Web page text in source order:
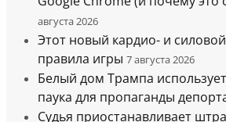
августа 2026
Этот новый кардио- и
правила игры 7 августа 2026
Белый дом Трампа
паука для пропаганды
Судья приостанавливает